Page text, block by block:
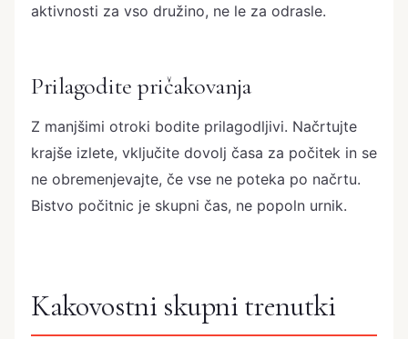
aktivnosti za vso družino, ne le za odrasle.
Prilagodite pričakovanja
Z manjšimi otroki bodite prilagodljivi. Načrtujte
krajše izlete, vključite dovolj časa za počitek in se
ne obremenjevajte, če vse ne poteka po načrtu.
Bistvo počitnic je skupni čas, ne popoln urnik.
Kakovostni skupni trenutki